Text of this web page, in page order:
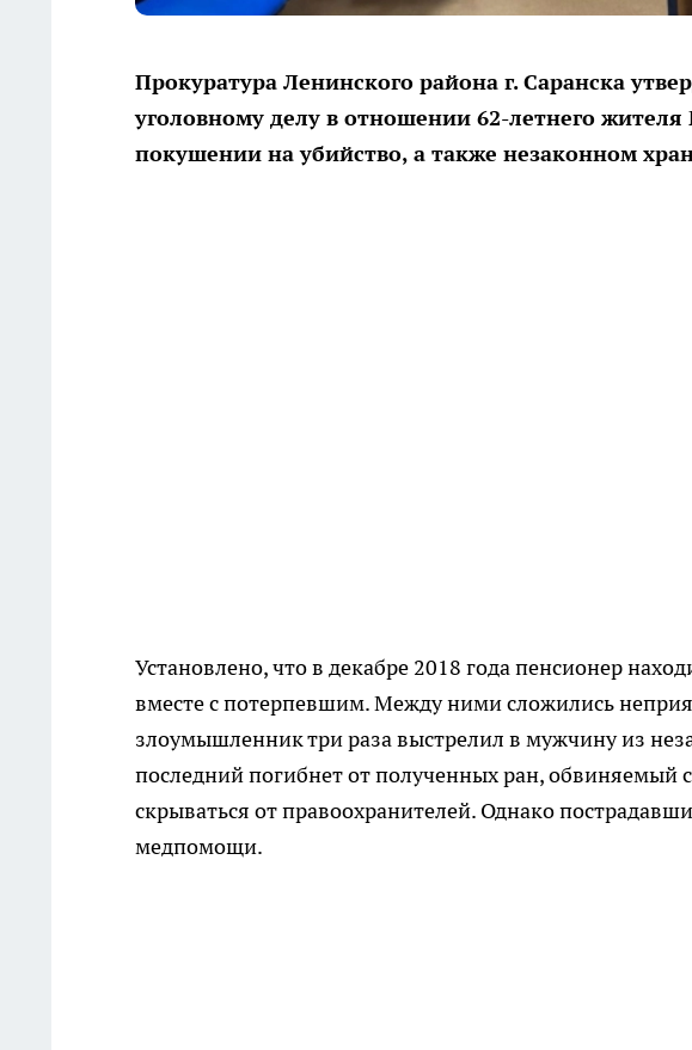
Прокуратура Ленинского района г. Саранска
уголовному делу в отношении 62-летнего
покушении на убийство, а также незаконном
Установлено, что в декабре 2018 года пенсионер
вместе с потерпевшим. Между ними сложились
злоумышленник три раза выстрелил в мужчину из
последний погибнет от полученных ран, обвиняемый
скрываться от правоохранителей. Однако
медпомощи.